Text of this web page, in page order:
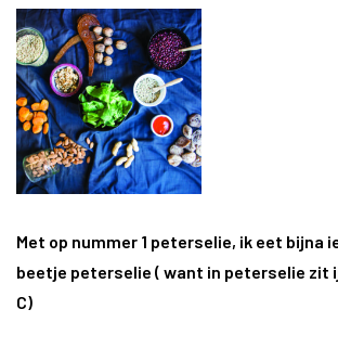
Met op nummer 1 peterselie, ik eet bijna
beetje peterselie ( want in peterselie zit
C)